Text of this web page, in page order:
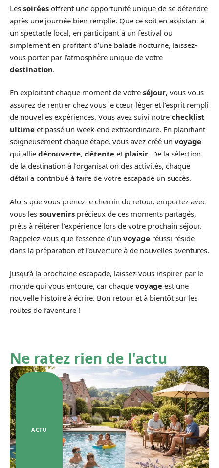
Les soirées offrent une opportunité unique de se détendre
après une journée bien remplie. Que ce soit en assistant à
un spectacle local, en participant à un festival ou
simplement en profitant d’une balade nocturne, laissez-
vous porter par l’atmosphère unique de votre
destination.
En exploitant chaque moment de votre séjour, vous vous
assurez de rentrer chez vous le cœur léger et l’esprit rempli
de nouvelles expériences. Vous avez suivi notre checklist
ultime et passé un week-end extraordinaire. En planifiant
soigneusement chaque étape, vous avez créé un voyage
qui allie découverte, détente et plaisir. De la sélection
de la destination à l’organisation des activités, chaque
détail a contribué à faire de votre escapade un succès.
Alors que vous prenez le chemin du retour, emportez avec
vous les souvenirs précieux de ces moments partagés,
prêts à réitérer l’expérience lors de votre prochain séjour.
Rappelez-vous que l’essence d’un voyage réussi réside
dans la préparation et l’ouverture à de nouvelles aventures.
Jusqu’à la prochaine escapade, laissez-vous inspirer par le
monde qui vous entoure, car chaque voyage est une
nouvelle histoire à écrire. Bon retour et à bientôt sur les
routes de l’aventure !
Ne ratez rien de l'actu
ACTU